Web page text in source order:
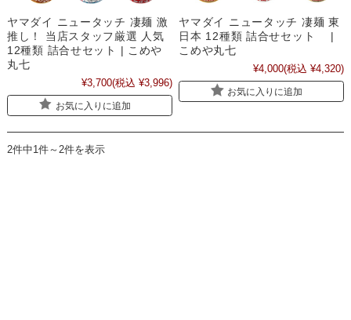
ヤマダイ ニュータッチ 凄麺 激
推し！ 当店スタッフ厳選 人気
12種類 詰合せセット | こめや
丸七
¥3,700(税込 ¥3,996)
お気に入りに追加
ヤマダイ ニュータッチ 凄麺 東
日本 12種類 詰合せセット |
こめや丸七
¥4,000(税込 ¥4,320)
お気に入りに追加
2件中1件～2件を表示